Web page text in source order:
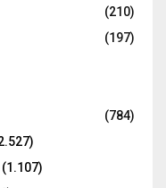
(210)
(197)
(784)
(1.107)